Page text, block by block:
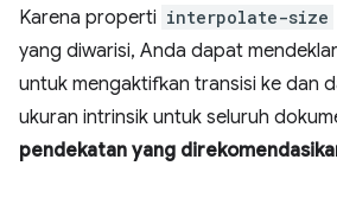
Karena properti interpolate-size
yang diwarisi, Anda dapat
untuk mengaktifkan transisi ke dan
ukuran intrinsik untuk seluruh
pendekatan yang